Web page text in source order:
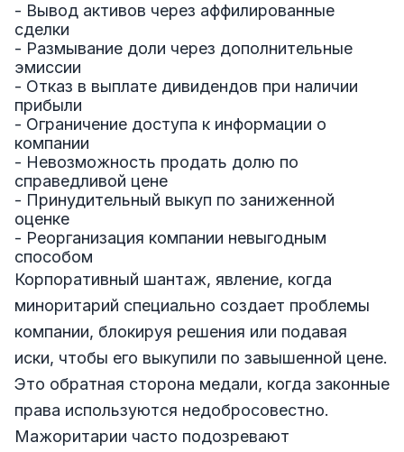
- Вывод активов через аффилированные
сделки
- Размывание доли через дополнительные
эмиссии
- Отказ в выплате дивидендов при наличии
прибыли
- Ограничение доступа к информации о
компании
- Невозможность продать долю по
справедливой цене
- Принудительный выкуп по заниженной
оценке
- Реорганизация компании невыгодным
способом
Корпоративный шантаж, явление, когда
миноритарий специально создает проблемы
компании, блокируя решения или подавая
иски, чтобы его выкупили по завышенной цене.
Это обратная сторона медали, когда законные
права используются недобросовестно.
Мажоритарии часто подозревают